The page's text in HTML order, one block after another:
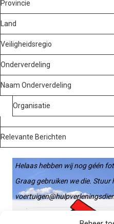
Provincie
Land
Veiligheidsregio
Onderverdeling
Naam Onderverdeling
Organisatie
Relevante Berichten
Helaas hebben wij nog géén
Graag gebruiken we die. Stuur